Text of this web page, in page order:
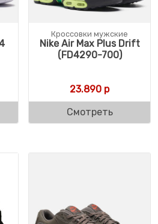
Кроссовки мужские
Nike Air Max Plus Drift
(FD4290-700)
23.890 р
Смотреть